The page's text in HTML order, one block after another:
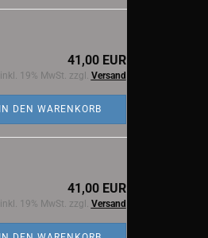
41,00 EUR
inkl. 19% MwSt. zzgl. Versand
IN DEN WARENKORB
41,00 EUR
inkl. 19% MwSt. zzgl. Versand